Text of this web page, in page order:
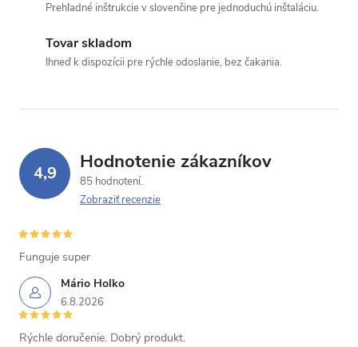
Prehľadné inštrukcie v slovenčine pre jednoduchú inštaláciu.
Tovar skladom
Ihneď k dispozícii pre rýchle odoslanie, bez čakania.
4,9 Hodnotenie zákazníkov
85 hodnotení
Zobraziť recenzie
Mário Holko
6.8.2026
Funguje super
Rýchle doručenie. Dobrý produkt.